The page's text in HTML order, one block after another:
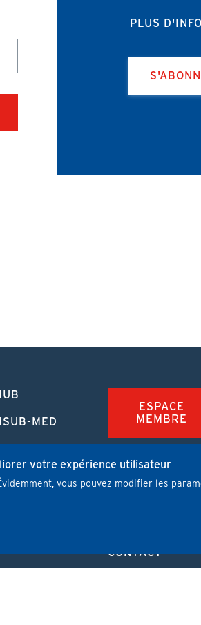
PLUS
MED
MÉDICALE
ESPACE
MEMBRE
FAQ
JOBS
CONTACT
votre expérience utilisateur
vous pouvez modifier les